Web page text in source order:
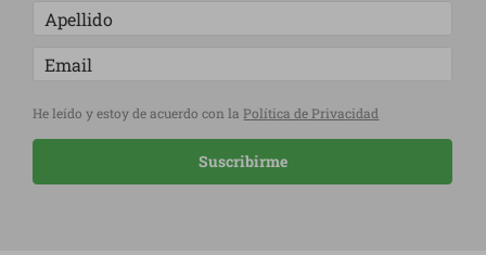
He leído y estoy de acuerdo con la Política de Privacidad
Suscribirme